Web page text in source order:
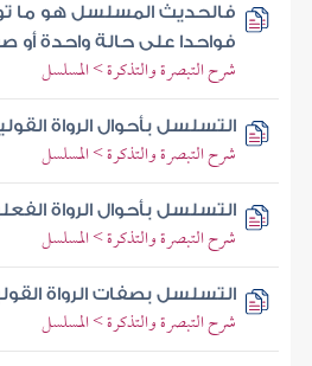
فالحديث المسلسل هو ما
فواحدا على حالة واحدة أو
شرح التبصرة والتذكرة > المسلسل
التسلسل بأحوال الرواة
شرح التبصرة والتذكرة > المسلسل
التسلسل بأحوال الرواة
شرح التبصرة والتذكرة > المسلسل
التسلسل بصفات الرواة
شرح التبصرة والتذكرة > المسلسل